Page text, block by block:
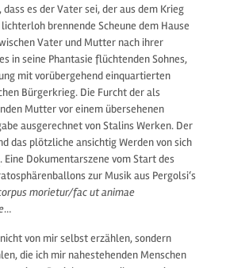
es der Vater sei, der aus dem Krieg
brennende Scheune dem Hause
Vater und Mutter nach ihrer
in seine Phantasie flüchtenden Sohnes,
mit vorübergehend einquartierten
Bürgerkrieg. Die Furcht der als
Mutter vor einem übersehenen
ausgerechnet von Stalins Werken. Der
das plötzliche ansichtig Werden von sich
. Eine Dokumentarszene vom Start des
zur Musik aus Pergolsi‘s
morietur/fac ut animae
…
nicht von mir selbst erzählen, sondern
die ich mir nahestehenden Menschen